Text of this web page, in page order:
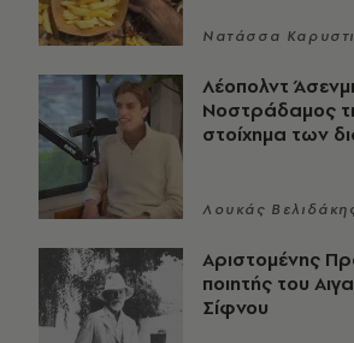
Νατάσσα
Λέοπολντ
Νοστράδαμος
στοίχημα των
Λουκάς
Αριστομένης
ποιητής του
Σίφνου